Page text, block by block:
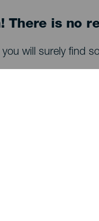
There is no
you will surely find